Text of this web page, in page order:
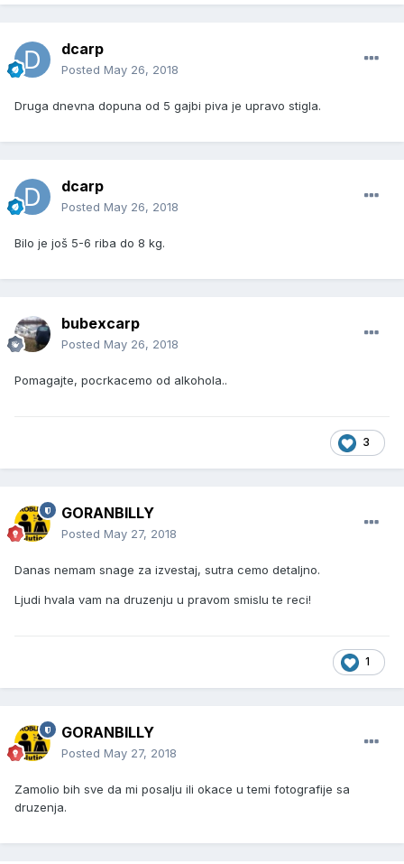
dcarp
Posted May 26, 2018
Druga dnevna dopuna od 5 gajbi piva je upravo stigla.
dcarp
Posted May 26, 2018
Bilo je još 5-6 riba do 8 kg.
bubexcarp
Posted May 26, 2018
Pomagajte, pocrkacemo od alkohola..
3
GORANBILLY
Posted May 27, 2018
Danas nemam snage za izvestaj, sutra cemo detaljno.
Ljudi hvala vam na druzenju u pravom smislu te reci!
1
GORANBILLY
Posted May 27, 2018
Zamolio bih sve da mi posalju ili okace u temi fotografije sa
druzenja.